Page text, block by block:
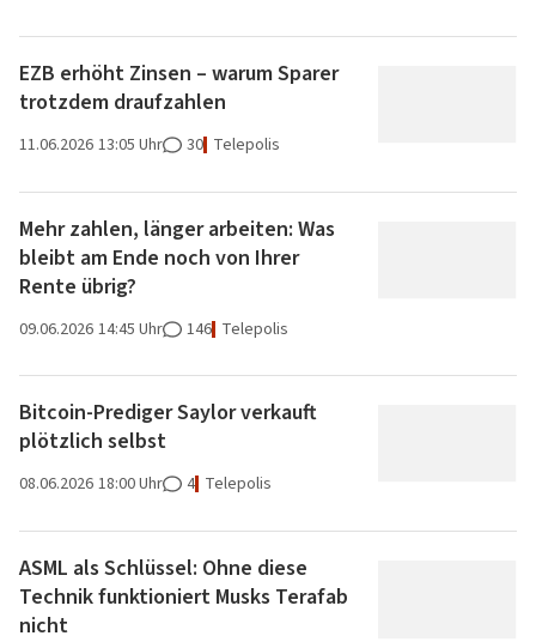
EZB erhöht Zinsen – warum Sparer
trotzdem draufzahlen
11.06.2026 13:05 Uhr 30 Telepolis
Mehr zahlen, länger arbeiten: Was
bleibt am Ende noch von Ihrer
Rente übrig?
09.06.2026 14:45 Uhr 146 Telepolis
Bitcoin-Prediger Saylor verkauft
plötzlich selbst
08.06.2026 18:00 Uhr 4 Telepolis
ASML als Schlüssel: Ohne diese
Technik funktioniert Musks Terafab
nicht